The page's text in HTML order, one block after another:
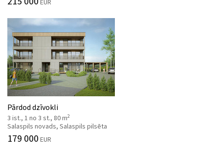
EUR
Pārdod dzīvokli
3 ist., 1 no 3 st., 80 m2
Salaspils novads, Salaspils pilsēta
179 000 EUR